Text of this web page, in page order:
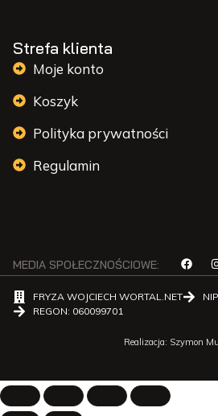
Strefa klienta
Moje konto
Koszyk
Polityka prywatności
Regulamin
MEDIA SPOŁECZNOŚCIOWE:
FRYZA WOJCIECH WORTAL.NET
REGON: 060099701
Realizacja: Szymon